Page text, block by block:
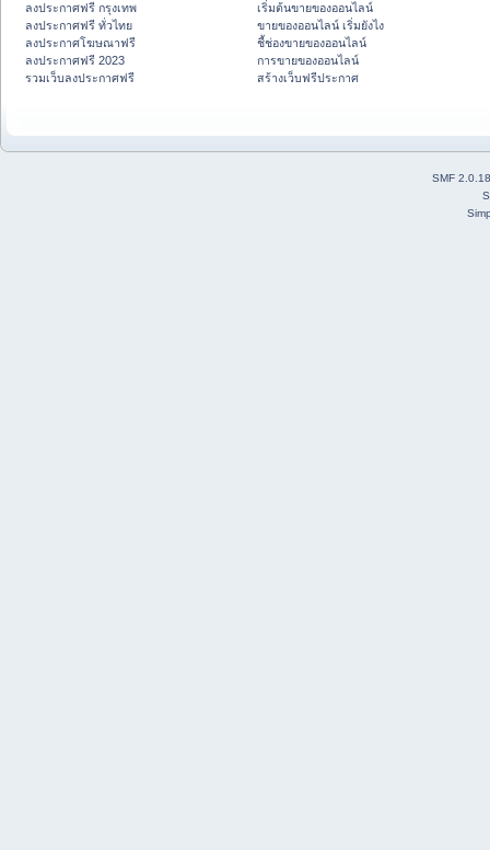
ลงประกาศฟรี กรุงเทพ
ลงประกาศฟรี ทั่วไทย
ลงประกาศโฆษณาฟรี
ลงประกาศฟรี 2023
รวมเว็บลงประกาศฟรี
เริ่มต้นขายของออนไลน์
ขายของออนไลน์ เริ่มยังไง
ชี้ช่องขายของออนไลน์
การขายของออนไลน์
สร้างเว็บฟรีประกาศ
SMF 2.0.18